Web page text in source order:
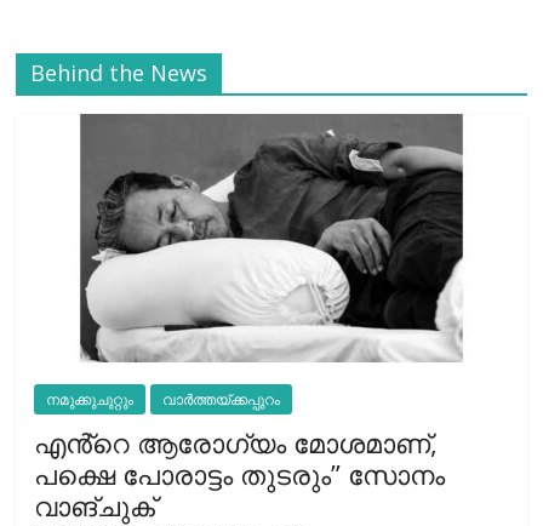
Behind the News
നമുക്കുചുറ്റും വാർത്തയ്ക്കപ്പുറം
എൻ്റെ ആരോഗ്യം മോശമാണ്,
പക്ഷെ പോരാട്ടം തുടരും” സോനം
വാങ്ചുക്